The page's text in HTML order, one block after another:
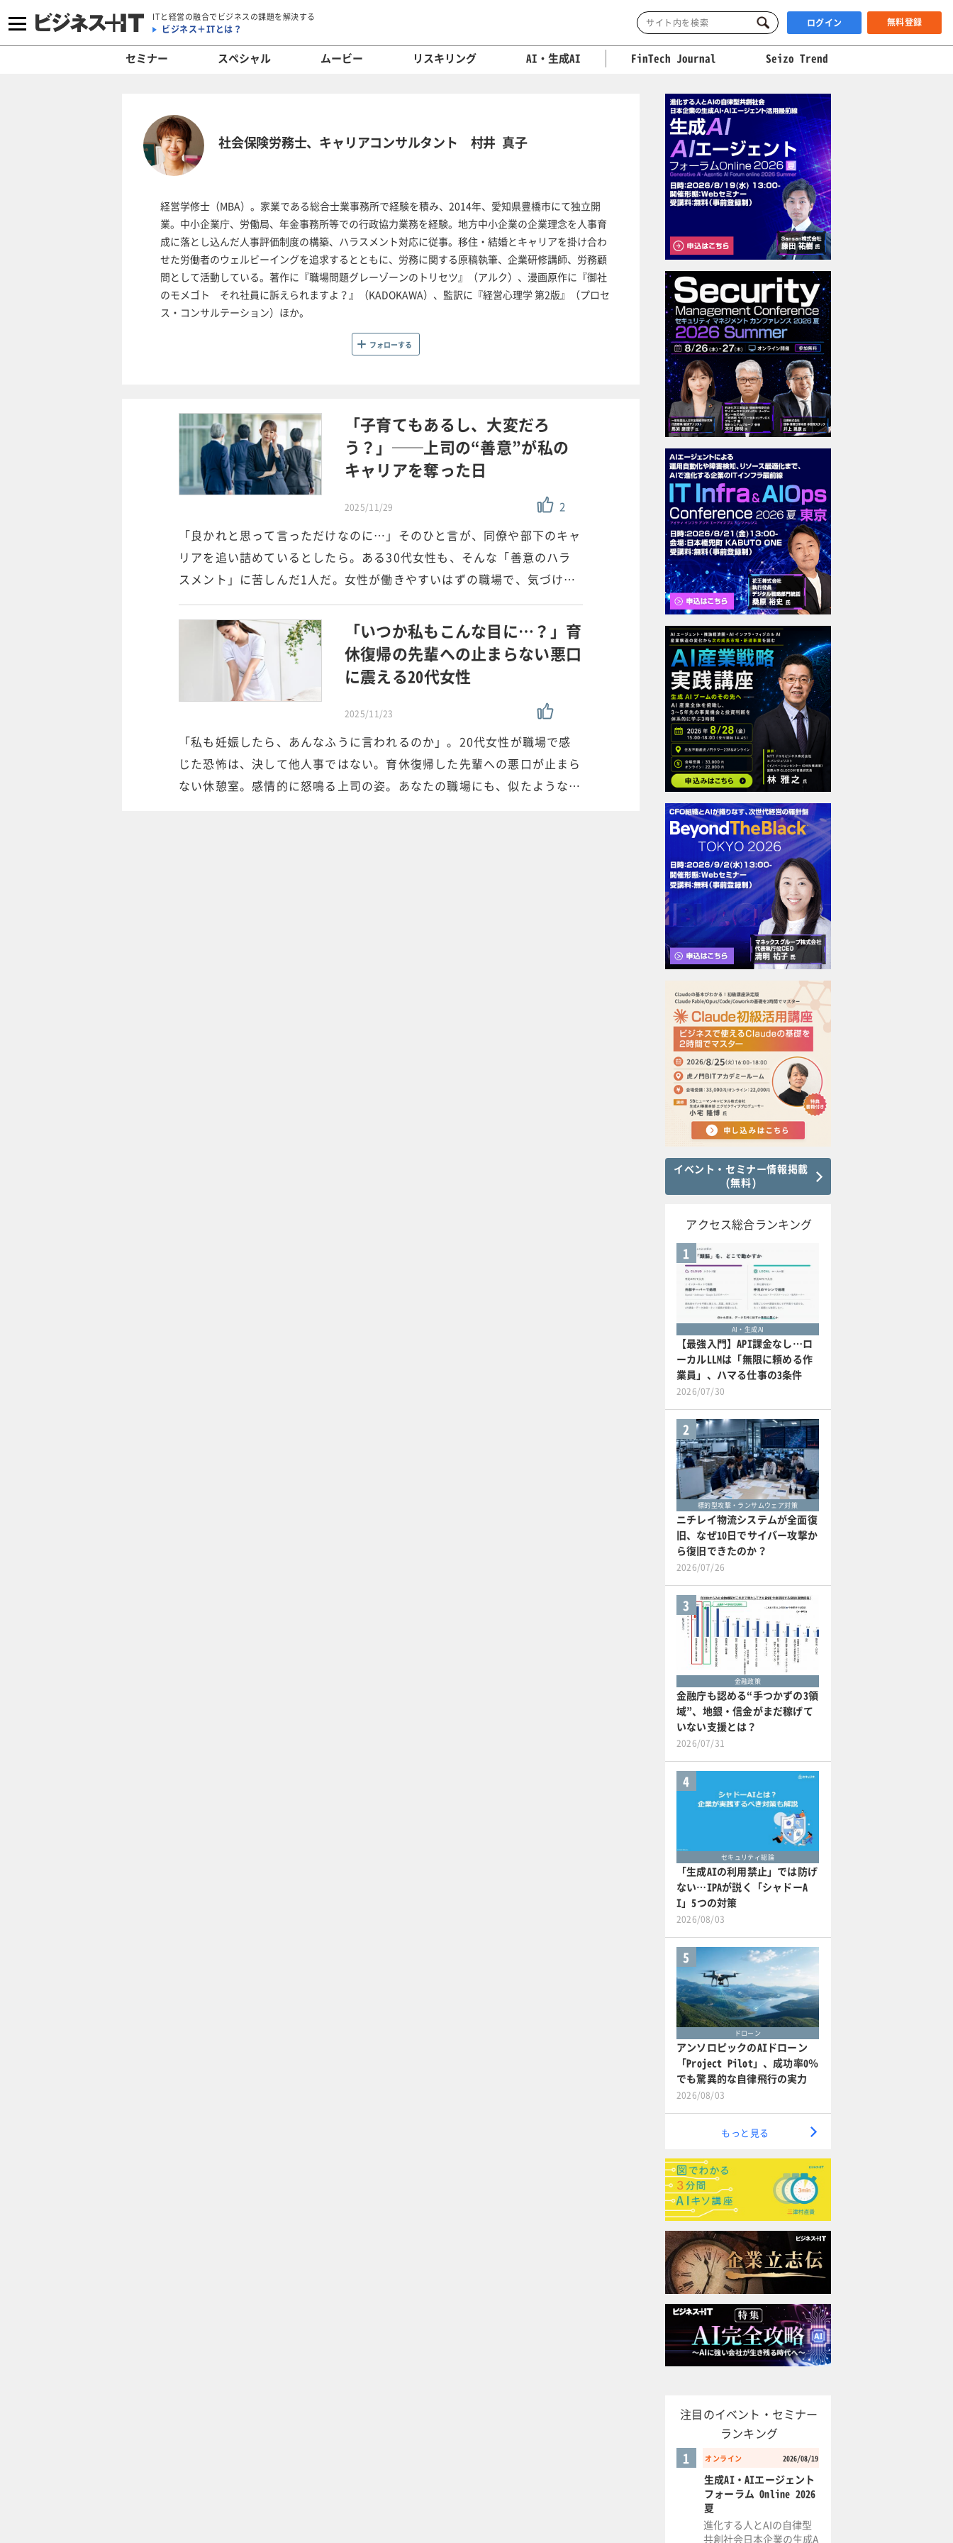
ITと経営の融合でビジネスの課題を解決する
ビジネス＋ITとは？ ログイン 無料登録
セミナー スペシャル ムービー リスキリング AI・生成AI FinTech Journal Seizo Trend
社会保険労務士、キャリアコンサルタント 村井 真子
経営学修士（MBA）。家業である総合士業事務所で経験を積み、2014年、愛知県豊橋市にて独立開
業。中小企業庁、労働局、年金事務所等での行政協力業務を経験。地方中小企業の企業理念を人事育
成に落とし込んだ人事評価制度の構築、ハラスメント対応に従事。移住・結婚とキャリアを掛け合わ
せた労働者のウェルビーイングを追求するとともに、労務に関する原稿執筆、企業研修講師、労務顧
問として活動している。著作に『職場問題グレーゾーンのトリセツ』（アルク）、漫画原作に『御社
のモメゴト それ社員に訴えられますよ？』（KADOKAWA）、監訳に『経営心理学 第2版』（プロセ
ス・コンサルテーション）ほか。
フォローする
「子育てもあるし、大変だろ
う？」──上司の“善意”が私の
キャリアを奪った日
2025/11/29 2
「良かれと思って言っただけなのに…」そのひと言が、同僚や部下のキャ
リアを追い詰めているとしたら。ある30代女性も、そんな「善意のハラ
スメント」に苦しんだ1人だ。女性が働きやすいはずの職場で、気づけ…
「いつか私もこんな目に…？」育
休復帰の先輩への止まらない悪口
に震える20代女性
2025/11/23
「私も妊娠したら、あんなふうに言われるのか」。20代女性が職場で感
じた恐怖は、決して他人事ではない。育休復帰した先輩への悪口が止まら
ない休憩室。感情的に怒鳴る上司の姿。あなたの職場にも、似たような…
イベント・セミナー情報掲載
(無料)
アクセス総合ランキング
1
AI・生成AI
【最強入門】API課金なし…ロ
ーカルLLMは「無限に頼める作
業員」、ハマる仕事の3条件
2026/07/30
2
標的型攻撃・ランサムウェア対策
ニチレイ物流システムが全面復
旧、なぜ10日でサイバー攻撃か
ら復旧できたのか？
2026/07/26
3
金融政策
金融庁も認める“手つかずの3領
域”、地銀・信金がまだ稼げて
いない支援とは？
2026/07/31
4
セキュリティ総論
「生成AIの利用禁止」では防げ
ない…IPAが説く「シャドーA
I」5つの対策
2026/08/03
5
ドローン
アンソロピックのAIドローン
「Project Pilot」、成功率0％
でも驚異的な自律飛行の実力
2026/08/03
もっと見る
注目のイベント・セミナー
ランキング
オンライン 2026/08/19
1
生成AI・AIエージェント
フォーラム Online 2026
夏
進化する人とAIの自律型
共創社会日本企業の生成A